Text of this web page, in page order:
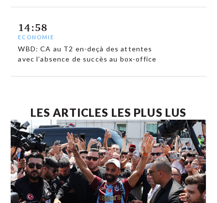
14:58
ECONOMIE
WBD: CA au T2 en-deçà des attentes
avec l’absence de succès au box-office
LES ARTICLES LES PLUS LUS